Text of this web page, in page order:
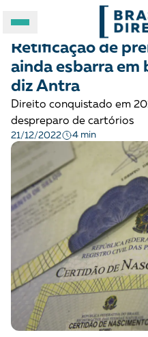
A BRASIL DE DIREITOS
ASSUNTOS
FORMATOS
Apoie a Brasil
A [BD] conta as
direitos humanos no
Notícias
Retificação de
ainda esbarra em
diz Antra
Direito conquistado em
despreparo de cartórios
21/12/2022 4 min